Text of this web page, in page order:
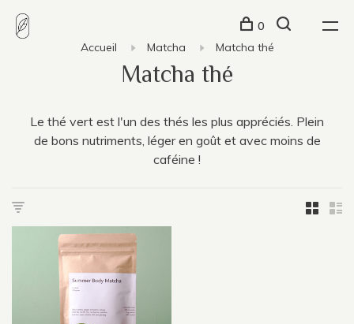
0
Accueil
Matcha Matcha thé
Matcha thé
Le thé vert est l'un des thés les plus appréciés. Plein
de bons nutriments, léger en goût et avec moins de
caféine !